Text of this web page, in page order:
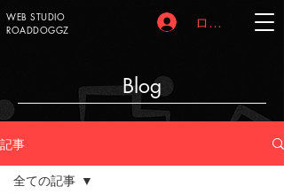
WEB STUDIO
ROADDOGGZ
ログイン
Blog
記事
全ての記事